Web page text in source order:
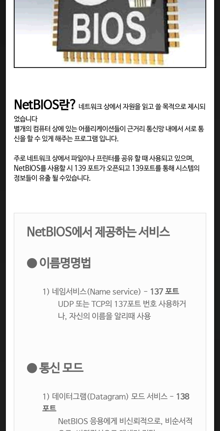
NetBIOS란? 네트워크 상에서 자원을 읽고 쓸 목적으로 제시되
었습니다
별개의 컴퓨터 상에 있는 어플리케이션들이 근거리 통신망 내에서 서로 통
신을 할 수 있게 해주는 프로그램 입니다.
주로 네트워크 상에서 파일이나 프린터를 공유 할 때 사용되고 있으며,
NetBIOS를 사용할 시 139 포트가 오픈되고 139포트를 통해 시스템의
정보들이 유출 될 수있습니다.
NetBIOS에서 제공하는 서비스
●이름명명법
1) 네임서비스(Name service) - 137 포트
UDP 또는 TCP의 137포트 번호 사용하거
나, 자신의 이름을 알리때 사용
● 통신 모드
1) 데이터그램(Datagram) 모드 서비스 - 138
포트
NetBIOS 응용에게 비신뢰적으로, 비순서적